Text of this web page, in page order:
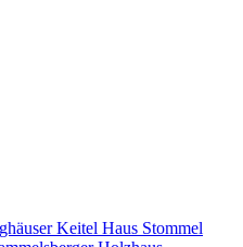
Keitel Haus Stommel